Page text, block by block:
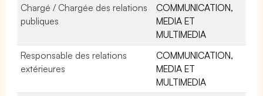
Chargé / Chargée des relations
publiques
COMMUNICATION,
MEDIA ET
MULTIMEDIA
Responsable des relations
extérieures
COMMUNICATION,
MEDIA ET
MULTIMEDIA